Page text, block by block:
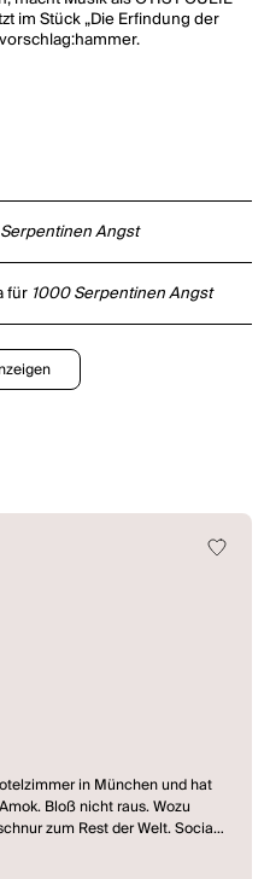
im Stück „Die Erfindung der
Theater in Hamburg, am
Naunynstraße
Hamburg und beim
am Klagenfurter Literaturkurs
Autorenwerkstatt des LCB. Ihr
Verlag. Neben dem
arbeitet in Textwerkstätten
Teil des Netzwerks
Angst
für 1000 Serpentinen Angst
in München und hat
Bloß nicht raus. Wozu
zum Rest der Welt. Social
- und immer flimmert